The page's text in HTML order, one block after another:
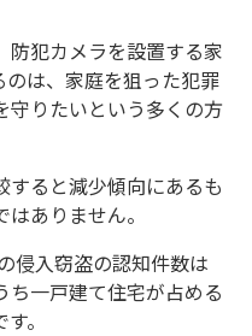
防犯カメラを設置する家
は、家庭を狙った犯罪
守りたいという多くの方
ると減少傾向にあるも
ありません。
侵入窃盗の認知件数は
ち一戸建て住宅が占める
。